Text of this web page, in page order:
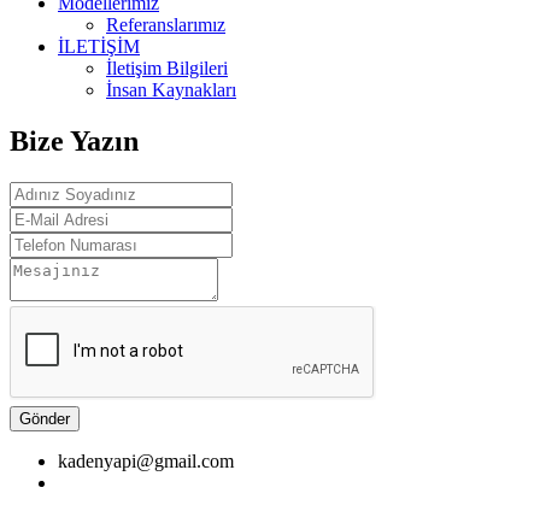
Referanslarımız
İLETİŞİM
İletişim Bilgileri
İnsan Kaynakları
Bize Yazın
Gönder
kadenyapi@gmail.com